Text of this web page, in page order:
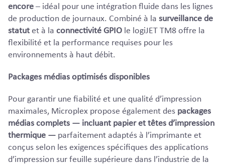
encore– idéal pour une intégration fluide dans les lignes
de production de journaux. Combiné à la surveillance de
statutet à la connectivité GPIO le logiJET TM8 offre la
flexibilité et la performance requises pour les
environnements à haut débit.
Packages médias optimisés disponibles
Pour garantir une fiabilité et une qualité d’impression
maximales, Microplex propose également des packages
médias complets — incluant papier et têtes d’impression
thermique — parfaitement adaptés à l’imprimante et
conçus selon les exigences spécifiques des applications
d’impression sur feuille supérieure dans l’industrie de la